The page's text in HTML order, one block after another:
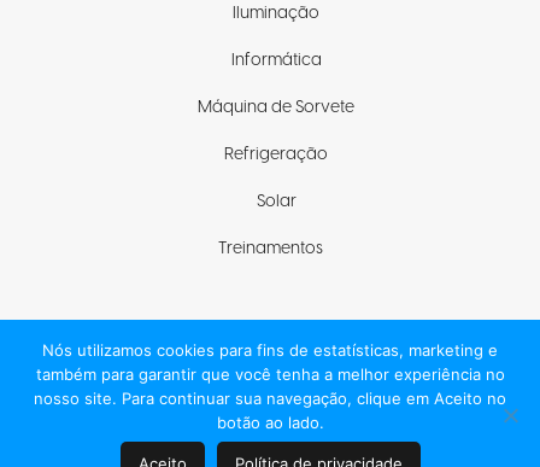
Iluminação
Informática
Máquina de Sorvete
Refrigeração
Solar
Treinamentos
Fique com a gente
Nós utilizamos cookies para fins de estatísticas, marketing e
também para garantir que você tenha a melhor experiência no
nosso site. Para continuar sua navegação, clique em Aceito no
botão ao lado.